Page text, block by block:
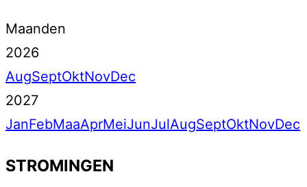
Maanden
2026
AugSeptOktNovDec
2027
JanFebMaaAprMeiJunJulAugSeptOktNovDec
STROMINGEN